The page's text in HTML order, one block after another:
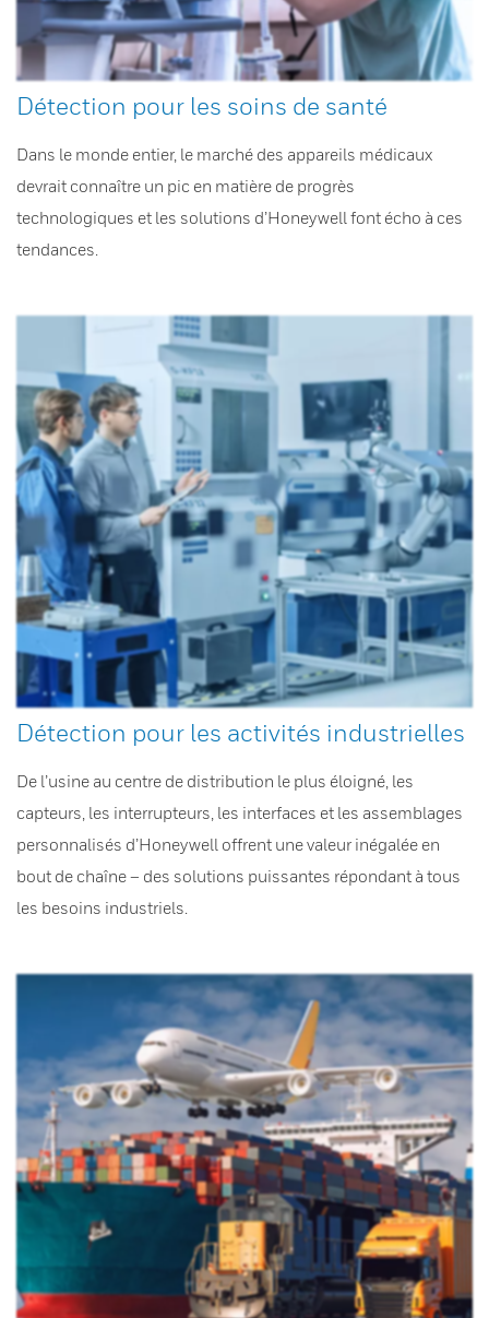
Détection pour les soins de santé
Dans le monde entier, le marché des appareils médicaux
devrait connaître un pic en matière de progrès
technologiques et les solutions d’Honeywell font écho à ces
tendances.
Détection pour les activités industrielles
De l’usine au centre de distribution le plus éloigné, les
capteurs, les interrupteurs, les interfaces et les assemblages
personnalisés d’Honeywell offrent une valeur inégalée en
bout de chaîne – des solutions puissantes répondant à tous
les besoins industriels.